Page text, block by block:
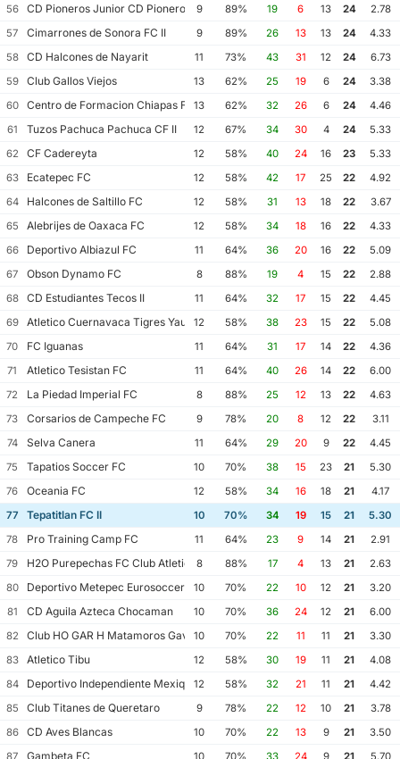
56
CD Pioneros Junior CD Pioneros de Cancun II
9 89% 19 6 13 24
2.78
57
Cimarrones de Sonora FC II 9 89% 26 13 13 24
4.33
58
CD Halcones de Nayarit 11 73% 43 31 12 24
6.73
59
Club Gallos Viejos 13 62% 25 19 6 24
3.38
60
Centro de Formacion Chiapas Futbol
13 62% 32 26 6 24
4.46
61
Tuzos Pachuca Pachuca CF II 12 67% 34 30 4 24
5.33
62
CF Cadereyta 12 58% 40 24 16 23
5.33
63
Ecatepec FC 12 58% 42 17 25 22
4.92
64
Halcones de Saltillo FC 12 58% 31 13 18 22
3.67
65
Alebrijes de Oaxaca FC 12 58% 34 18 16 22
4.33
66
Deportivo Albiazul FC 11 64% 36 20 16 22
5.09
67
Obson Dynamo FC 8 88% 19 4 15 22
2.88
68
CD Estudiantes Tecos II 11 64% 32 17 15 22
4.45
69
Atletico Cuernavaca Tigres Yautepec
12 58% 38 23 15 22
5.08
70
FC Iguanas 11 64% 31 17 14 22
4.36
71
Atletico Tesistan FC 11 64% 40 26 14 22
6.00
72
La Piedad Imperial FC 8 88% 25 12 13 22
4.63
73
Corsarios de Campeche FC 9 78% 20 8 12 22
3.11
74
Selva Canera 11 64% 29 20 9 22
4.45
75
Tapatios Soccer FC 10 70% 38 15 23 21
5.30
76
Oceania FC 12 58% 34 16 18 21
4.17
77
Tepatitlan FC II 10 70% 34 19 15 21
5.30
78
Pro Training Camp FC 11 64% 23 9 14 21
2.91
79
H2O Purepechas FC Club Atletico Morelia II
8 88% 17 4 13 21
2.63
80
Deportivo Metepec Eurosoccer FC
10 70% 22 10 12 21
3.20
81
CD Aguila Azteca Chocaman 10 70% 36 24 12 21
6.00
82
Club HO GAR H Matamoros Gavilanes FC Matamoros II
10 70% 22 11 11 21
3.30
83
Atletico Tibu 12 58% 30 19 11 21
4.08
84
Deportivo Independiente Mexiquense
12 58% 32 21 11 21
4.42
85
Club Titanes de Queretaro 9 78% 22 12 10 21
3.78
86
CD Aves Blancas 10 70% 22 13 9 21
3.50
87
Gambeta FC 10 70% 33 24 9 21
5.70